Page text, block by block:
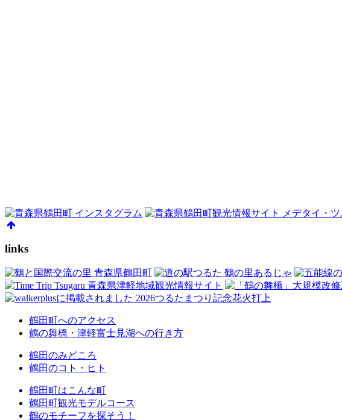
links
鶴田町へのアクセス
鶴の舞橋・津軽富士見湖への行き方
鶴田のみどころ
鶴田のコト・ヒト
鶴田町はこんな町
鶴田町観光モデルコース
鶴のモチーフを探そう！